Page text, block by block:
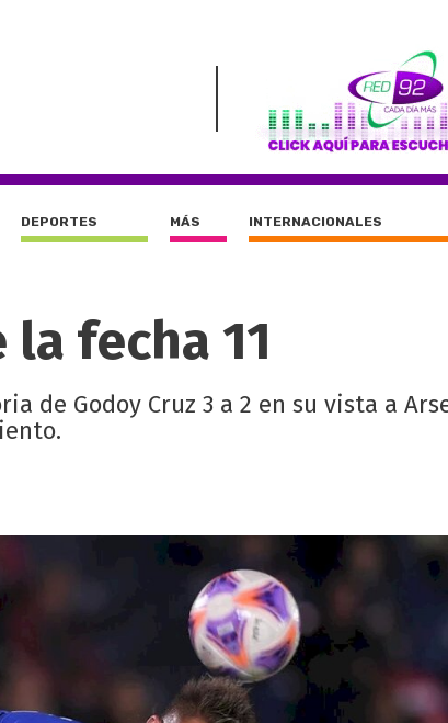
DEPORTES MÁS INTERNACIONALES
fecha 11
de Godoy Cruz 3 a 2 en su vista a